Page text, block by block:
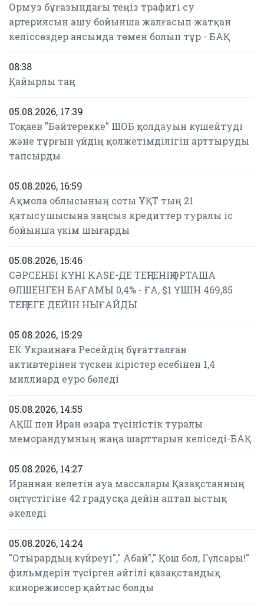
Ормуз бұғазындағы теңіз трафигі су
артериясын ашу бойынша жалғасып жатқан
келіссөздер аясында төмен болып тұр - БАҚ
08:38
Қайырлы таң
05.08.2026, 17:39
Тоқаев "Бәйтерекке" ШОБ қолдауын күшейтуді
және тұрғын үйдің қолжетімділігін арттыруды
тапсырды
05.08.2026, 16:59
Ақмола облысының соты ҰҚТ тың 21
қатысушысына заңсыз кредиттер туралы іс
бойынша үкім шығарды
05.08.2026, 15:46
СӘРСЕНБІ КҮНІ KASE-ДЕ ТЕҢГЕНІҢ ОРТАША
ӨЛШЕНГЕН БАҒАМЫ 0,4% - ҒА, $1 ҮШІН 469,85
ТЕҢГЕГЕ ДЕЙІН НЫҒАЙДЫ
05.08.2026, 15:29
ЕК Украинаға Ресейдің бұғатталған
активтерінен түскен кірістер есебінен 1,4
миллиард еуро бөледі
05.08.2026, 14:55
АҚШ пен Иран өзара түсіністік туралы
меморандумның жаңа шарттарын келіседі-БАҚ
05.08.2026, 14:27
Ираннан келетін ауа массалары Қазақстанның
оңтүстігіне 42 градусқа дейін аптап ыстық
әкеледі
05.08.2026, 14:24
"Отырардың күйреуі"," Абай"," Қош бол, Гүлсары!"
фильмдерін түсірген әйгілі қазақстандық
кинорежиссер қайтыс болды